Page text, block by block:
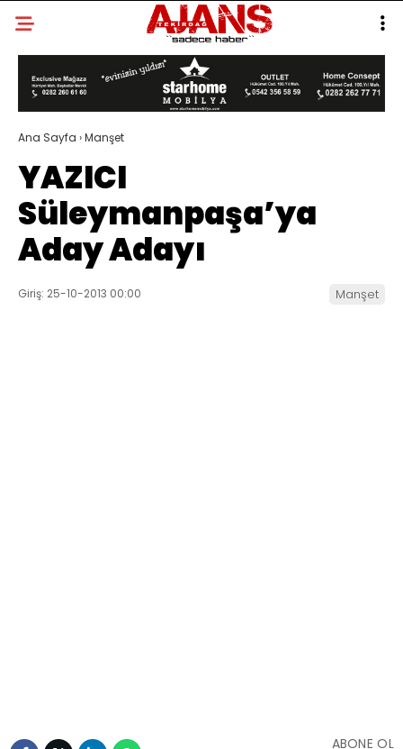
Ana Sayfa ›Manşet
YAZICI
Süleymanpaşa’ya
Aday Adayı
Giriş: 25-10-2013 00:00 Manşet
ABONE OL